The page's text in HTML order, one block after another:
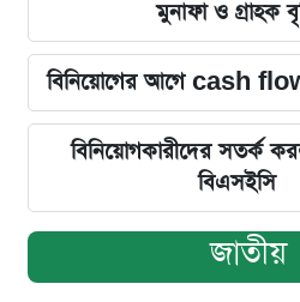
মুনাফা ও গ্রাহক
বিনিয়োগের আগে cash
বিনিয়োগকারীদের সতর্ক
বিএসইসি
জাতীয়